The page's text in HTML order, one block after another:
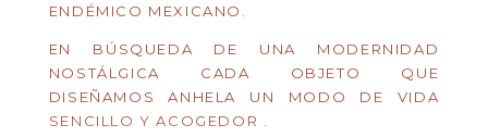
ENDÉMICO MEXICANO.
EN BÚSQUEDA DE UNA MODERNIDAD
NOSTÁLGICA CADA OBJETO QUE
DISEÑAMOS ANHELA UN MODO DE VIDA
SENCILLO Y ACOGEDOR .